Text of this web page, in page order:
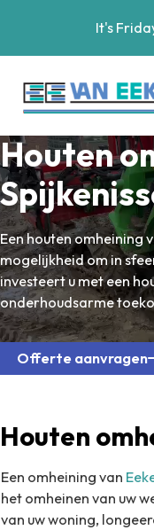
It's
Houten
Een houten omheining
mogelijkheid om in
investeert u met een
onderhoudsarme
Offerte aanvragen
Houten
Een omheining van
het omheinen van uw
van uw woning,